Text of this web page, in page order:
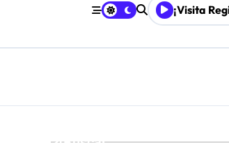
¡Visita
Buscar